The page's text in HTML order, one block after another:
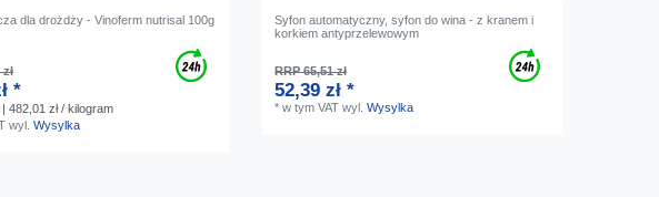
dla drożdży - Vinoferm nutrisal 100g
*
| 482,01 zł / kilogram
wyl.Wysylka
Syfon automatyczny, syfon do wina - z kranem i
korkiem antyprzelewowym
RRP 65,51 zł
52,39 zł *
*w tym VAT wyl.Wysylka